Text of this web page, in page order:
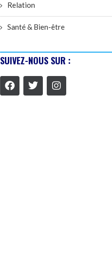
Relation
Santé & Bien-être
SUIVEZ-NOUS SUR :